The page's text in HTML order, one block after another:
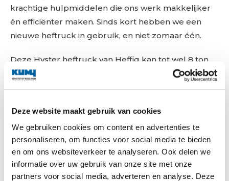
Deze website maakt gebruik van cookies
We gebruiken cookies om content en advertenties te
personaliseren, om functies voor social media te bieden
en om ons websiteverkeer te analyseren. Ook delen we
informatie over uw gebruik van onze site met onze
partners voor social media, adverteren en analyse. Deze
krachtige hulpmiddelen die ons werk makkelijker
én efficiënter maken. Sinds kort hebben we een
nieuwe heftruck in gebruik, en niet zomaar één.
Deze Hyster heftruck van Heffiq kan tot wel 8 ton
tillen en is daarmee perfect voor het laden en
lossen van containers en profielcassettes. Daarmee
huurden. Een flinke stap vooruit, want dit model
voldoet al aan de normen die vanaf 2026
gaan gelden.